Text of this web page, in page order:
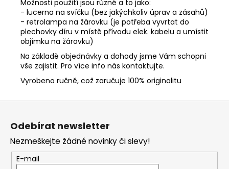
Možnosti použití jsou různé a to jako:
- lucerna na svíčku (bez jakýchkoliv úprav a zásahů)
- retrolampa na žárovku (je potřeba vyvrtat do
plechovky díru v místě přívodu elek. kabelu a umístit
objímku na žárovku)
Na základě objednávky a dohody jsme Vám schopni
vše zajistit. Pro více info nás kontaktujte.
Vyrobeno ručně, což zaručuje 100% originalitu
Z
Odebírat newsletter
Nezmeškejte žádné novinky či slevy!
E-mail